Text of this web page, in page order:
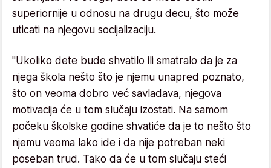
superiornije u odnosu na drugu decu, što može
uticati na njegovu socijalizaciju.
"Ukoliko dete bude shvatilo ili smatralo da je za
njega škola nešto što je njemu unapred poznato,
što on veoma dobro već savladava, njegova
motivacija će u tom slučaju izostati. Na samom
počeku školske godine shvatiće da je to nešto što
njemu veoma lako ide i da nije potreban neki
poseban trud. Tako da će u tom slučaju steći